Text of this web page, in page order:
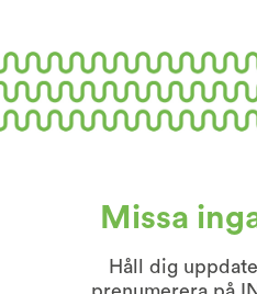
Missa
Håll dig